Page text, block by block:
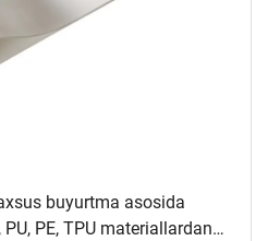
buyurtma asosida
PE, TPU materiallardan